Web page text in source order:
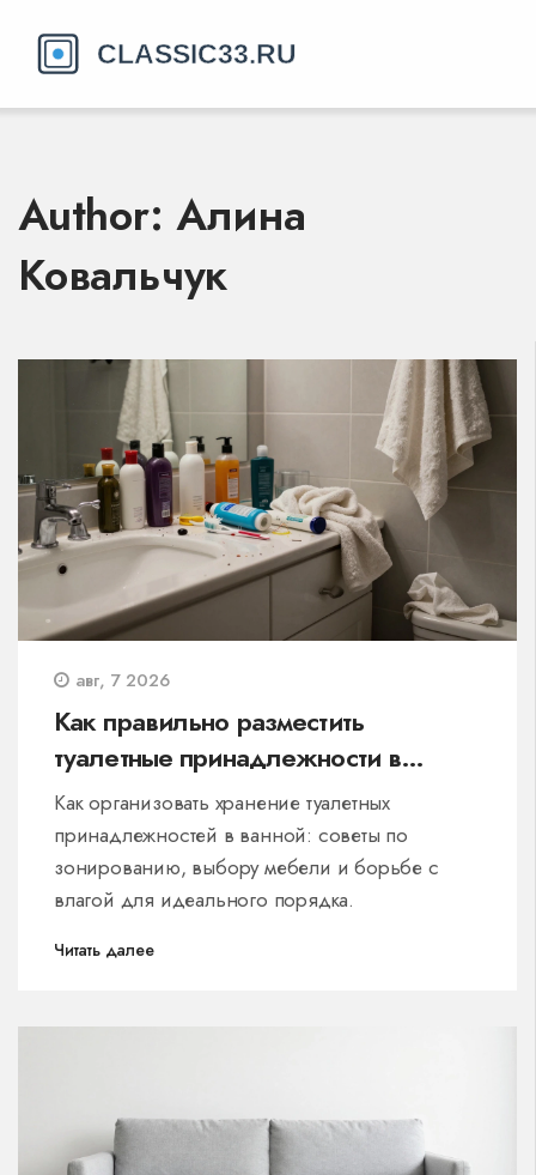
Author: Алина
Ковальчук
авг, 7 2026
Как правильно разместить
туалетные принадлежности в
ванной: идеи и правила хранения
Как организовать хранение туалетных
принадлежностей в ванной: советы по
зонированию, выбору мебели и борьбе с
влагой для идеального порядка.
Читать далее